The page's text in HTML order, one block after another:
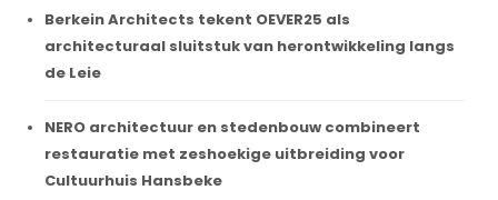
Berkein Architects tekent OEVER25 als
architecturaal sluitstuk van herontwikkeling langs
de Leie
NERO architectuur en stedenbouw combineert
restauratie met zeshoekige uitbreiding voor
Cultuurhuis Hansbeke